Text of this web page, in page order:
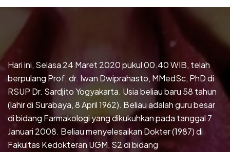
Hari ini, Selasa 24 Maret 2020 pukul 00.40 WIB, telah
berpulang Prof. dr. Iwan Dwiprahasto, MMedSc, PhD di
RSUP Dr. Sardjito Yogyakarta. Usia beliau baru 58 tahun
(lahir di Surabaya, 8 April 1962). Beliau adalah guru besar
di bidang Farmakologi yang dikukuhkan pada tanggal 7
Januari 2008. Beliau menyelesaikan Dokter (1987) di
Fakultas Kedokteran UGM, S2 di bidang